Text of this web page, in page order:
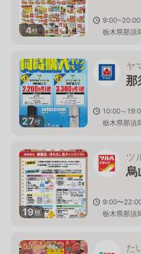
4枚
9:00~20:00
栃木県那須
27枚
ヤ
那
10:00～
栃木県那須
19枚
ツ
烏
9:00〜
栃木県那須
た